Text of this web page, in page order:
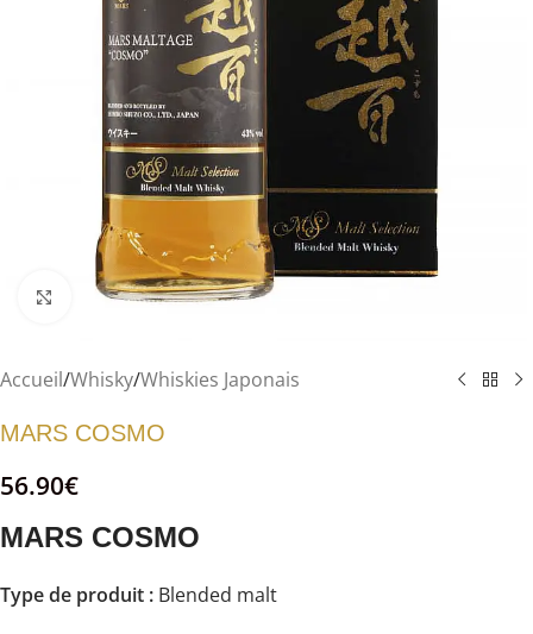
Agrandir
Accueil/Whisky/Whiskies Japonais
MARS COSMO
56.90€
MARS COSMO
Type de produit : Blended malt